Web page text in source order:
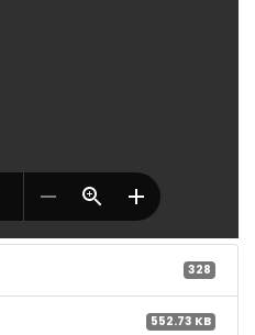
328
552.73 KB